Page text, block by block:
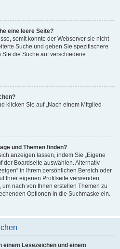
eine leere Seite?
somit konnte der Webserver sie nicht
Suche und geben Sie spezifischere
die Suche auf verschiedene
klicken Sie auf „Nach einem Mitglied
und Themen finden?
anzeigen lassen, indem Sie „Eigene
der Boardseite auswählen. Alternativ
in Ihrem persönlichen Bereich oder
Ihrer eigenen Profilseite verwenden.
nach von Ihnen erstellen Themen zu
Optionen in die Suchmaske ein.
Lesezeichen und einem